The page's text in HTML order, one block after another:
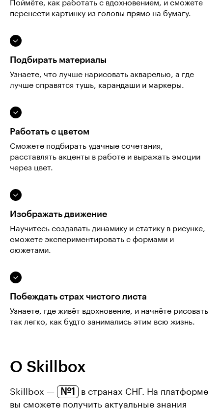
Поймёте, как работать с вдохновением, и сможете
перенести картинку из головы прямо на бумагу.
Подбирать материалы
Узнаете, что лучше нарисовать акварелью, а где
лучше справятся тушь, карандаши и маркеры.
Работать с цветом
Сможете подбирать удачные сочетания,
расставлять акценты в работе и выражать эмоции
через цвет.
Изображать движение
Научитесь создавать динамику и статику в рисунке,
сможете экспериментировать с формами и
сюжетами.
Побеждать страх чистого листа
Узнаете, где живёт вдохновение, и начнёте рисовать
так легко, как будто занимались этим всю жизнь.
О Skillbox
Skillbox — №1
в странах СНГ. На платформе
вы сможете получить актуальные знания